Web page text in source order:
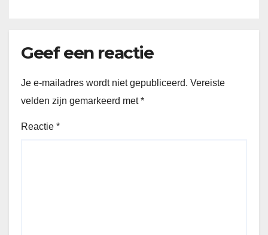
Geef een reactie
Je e-mailadres wordt niet gepubliceerd. Vereiste
velden zijn gemarkeerd met*
Reactie *